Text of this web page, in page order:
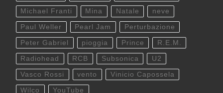
Michael Franti Mina Natale neve
Paul Weller Pearl Jam Perturbazione
Peter Gabriel pioggia Prince R.E.M.
Radiohead RCB Subsonica U2
Vasco Rossi vento Vinicio Capossela
Wilco YouTube